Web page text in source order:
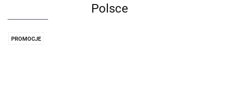
Polsce
PROMOCJE